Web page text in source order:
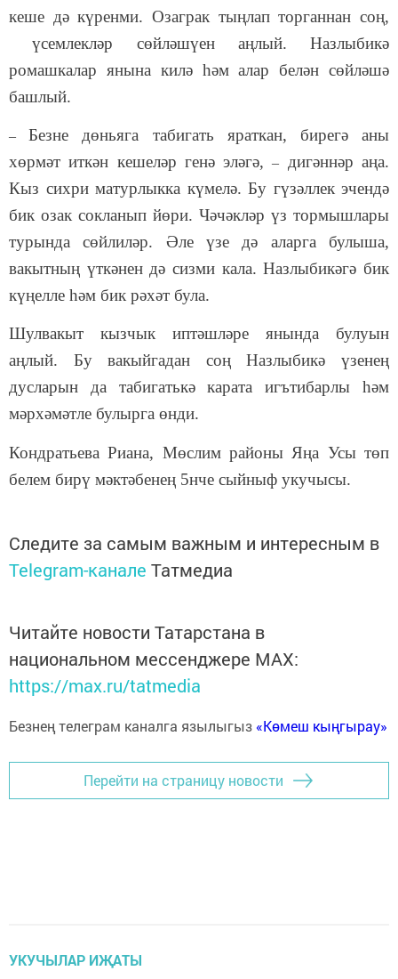
кеше дә күренми. Озаграк тыңлап торганнан соң,
үсемлекләр сөйләшүен аңлый. Назлыбикә
ромашкалар янына килә һәм алар белән сөйләшә
башлый.
– Безне дөньяга табигать яраткан, бирегә аны
хөрмәт иткән кешеләр генә эләгә,–
дигәннәр аңа.
Кыз сихри матурлыкка күмелә. Бу гүзәллек эчендә
бик озак сокланып йөри. Чәчәкләр үз тормышлары
турында сөйлиләр. Әле үзе дә аларга булыша,
вакытның үткәнен дә сизми кала. Назлыбикәгә бик
күңелле һәм бик рәхәт була.
Шулвакыт кызчык иптәшләре янында булуын
аңлый. Бу вакыйгадан соң Назлыбикә үзенең
дусларын да табигатькә карата игътибарлы һәм
мәрхәмәтле булырга өнди.
Кондратьева Риана, Мөслим районы Яңа Усы төп
белем бирү мәктәбенең 5нче сыйныф укучысы.
Следите за самым важным и интересным в
Telegram-канале Татмедиа
Читайте новости Татарстана в
национальном мессенджере MАХ:
https://max.ru/tatmedia
Безнең телеграм каналга язылыгыз «Көмеш кыңгырау»
Перейти на страницу новости
УКУЧЫЛАР ИҖАТЫ